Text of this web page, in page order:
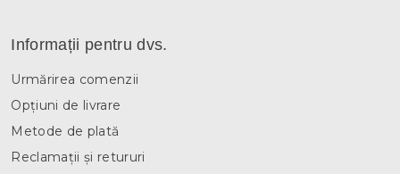
Informații pentru dvs.
Urmărirea comenzii
Opțiuni de livrare
Metode de plată
Reclamații și retururi